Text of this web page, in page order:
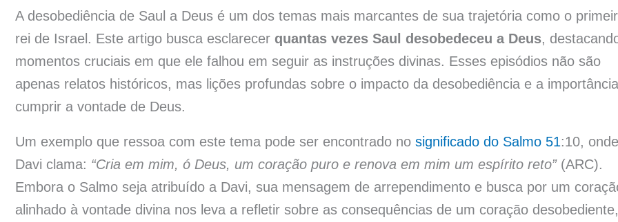
A desobediência de Saul a Deus é um dos temas mais marcantes de sua trajetória como o
rei de Israel. Este artigo busca esclarecer quantas vezes Saul desobedeceu a Deus,
momentos cruciais em que ele falhou em seguir as instruções divinas. Esses episódios não são
apenas relatos históricos, mas lições profundas sobre o impacto da desobediência e a
cumprir a vontade de Deus.
Um exemplo que ressoa com este tema pode ser encontrado no significado do Salmo 51:10, onde
Davi clama: “Cria em mim, ó Deus, um coração puro e renova em mim um espírito reto”(ARC).
Embora o Salmo seja atribuído a Davi, sua mensagem de arrependimento e busca por um
alinhado à vontade divina nos leva a refletir sobre as consequências de um coração desobediente,